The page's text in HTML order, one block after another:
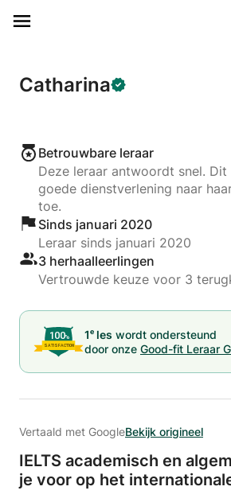
Catharina
Betrouwbare leraar
Deze leraar antwoordt snel.
goede dienstverlening naar
toe.
Sinds januari 2020
Leraar sinds januari 2020
3 herhaalleerlingen
Vertrouwde keuze voor 3
1e les wordt ondersteund
door onze Good-fit Leraar
Vertaald met GoogleBekijk origineel
IELTS academisch en
je voor op het